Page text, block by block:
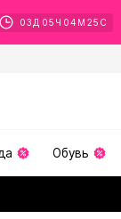
03 Д 05 Ч 04 М 24 С
Обувь